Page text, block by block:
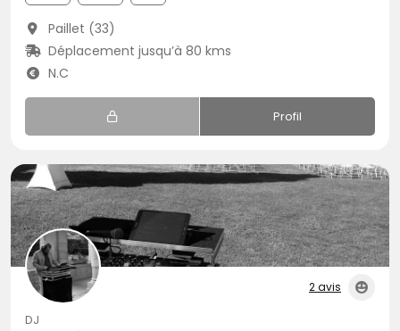
Paillet (33)
Déplacement jusqu’à 80 kms
N.C
Profil
2 avis
DJ